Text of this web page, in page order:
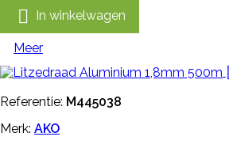
 In winkelwagen
Meer
Referentie: M445038
Merk: AKO